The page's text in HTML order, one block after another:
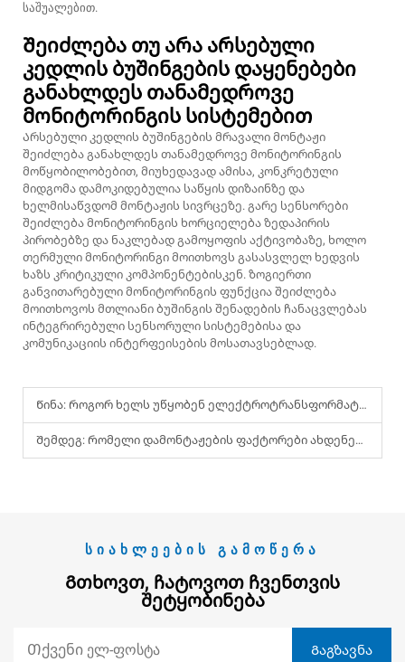
საშუალებით.
Შეიძლება თუ არა არსებული
კედლის ბუშინგების დაყენებები
განახლდეს თანამედროვე
მონიტორინგის სისტემებით
Არსებული კედლის ბუშინგების მრავალი მონტაჟი
შეიძლება განახლდეს თანამედროვე მონიტორინგის
მოწყობილობებით, მიუხედავად ამისა, კონკრეტული
მიდგომა დამოკიდებულია საწყის დიზაინზე და
ხელმისაწვდომ მონტაჟის სივრცეზე. გარე სენსორები
შეიძლება მონიტორინგის ხორციელება ზედაპირის
პირობებზე და ნაკლებად გამოყოფის აქტივობაზე, ხოლო
თერმული მონიტორინგი მოითხოვს გასასვლელ ხედვის
ხაზს კრიტიკული კომპონენტებისკენ. ზოგიერთი
განვითარებული მონიტორინგის ფუნქცია შეიძლება
მოითხოვოს მთლიანი ბუშინგის შენადების ჩანაცვლებას
ინტეგრირებული სენსორული სისტემებისა და
კომუნიკაციის ინტერფეისების მოსათავსებლად.
Წინა: Როგორ ხელს უწყობენ ელექტროტრანსფორმატორები სტაბილური ელექტროენერგიის გადაცემას?
Შემდეგ: Რომელი დამონტაჟების ფაქტორები ახდენენ გავლენას კედლის ბუშინგების მუშაობაზე?
ᲡᲘᲐᲮᲚᲔᲔᲑᲘᲡ ᲒᲐᲛᲝᲬᲔᲠᲐ
Გთხოვთ, Ჩატოვოთ Ჩვენთვის
Შეტყობინება